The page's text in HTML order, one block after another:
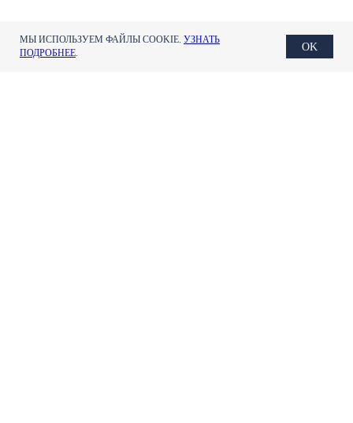
МЫ ИСПОЛЬЗУЕМ ФАЙЛЫ COOKIE. УЗНАТЬ
ПОДРОБНЕЕ.
OK